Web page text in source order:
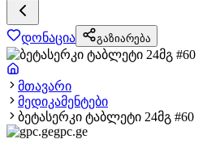
დონაცია გაზიარება
მთავარი
მედიკამენტები
ბეტასერკი ტაბლეტი 24მგ #60
gpc.ge